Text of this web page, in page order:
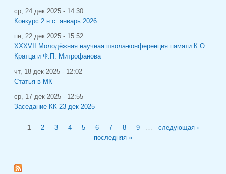
ср, 24 дек 2025 - 14:30
Конкурс 2 н.с. январь 2026
пн, 22 дек 2025 - 15:52
XXXVII Молодёжная научная школа-конференция памяти К.О.
Кратца и Ф.П. Митрофанова
чт, 18 дек 2025 - 12:02
Статья в МК
ср, 17 дек 2025 - 12:55
Заседание КК 23 дек 2025
Страницы
1 2 3 4 5 6 7 8 9
следующая ›
последняя »